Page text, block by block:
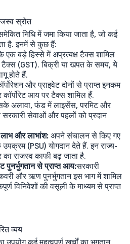
स्रोत
निधि में जमा किया जाता है, जो कई
है. इनमें से कुछ हैं:
बड़े हिस्से में अप्रत्यक्ष टैक्स शामिल
(GST). बिक्री या खपत के समय, ये
होते हैं.
और प्राइवेट दोनों से प्राप्त इनकम
आय पर टैक्स शामिल हैं.
अलावा, फंड में लाइसेंस, परमिट और
सेवाओं और पहलों को प्रदान
लाभ और लाभांश: अपने संचालन से किए गए
(PSU) योगदान देते हैं. इन राज्य-
का राजस्व काफी बढ़ जाता है.
पुनर्भुगतान से प्राप्त आय:सरकारी
और ऋण पुनर्भुगतान इस भाग में शामिल
विनिवेशों की वसूली के माध्यम से प्राप्त
व्यय